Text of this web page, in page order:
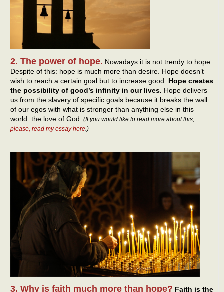
2. The power of hope. Nowadays it is not trendy to hope.
Despite of this: hope is much more than desire. Hope doesn’t
wish to reach a certain goal but to increase good. Hope creates
the possibility of good’s infinity in our lives. Hope delivers
us from the slavery of specific goals because it breaks the wall
of our egos with what is stronger than anything else in this
world: the love of God. (If you would like to read more about this,
please, read my essay here .)
3. Why is faith much more than hope? Faith is the